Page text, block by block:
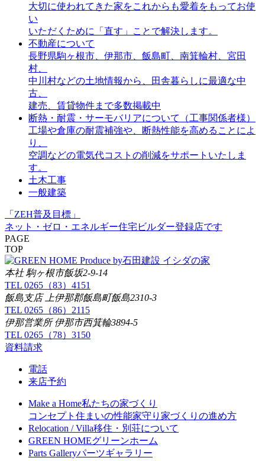
大切に使われてきた家をこれからも愛着をもってお使
い
いただくために「直す」ことで解決します。
不動産について
長野県駒ヶ根市、伊那市、飯島町、南箕輪村、宮田
村、
中川村などの土地情報から、田舎暮らしに最適な中
古、
建売、賃貸物件まで多数掲載中
断熱・耐震・サーモバリアについて
（工事関係者様）
工場や倉庫の耐震補強や、断熱性能を高めることによ
り、
空調などの電気代コストの削減をサポートいたしま
す。
土木工事
一般建築
「ZEH普及目標」
ネット・ゼロ・エネルギー住宅ビルダー登録店です
PAGE
TOP
イシダの家
本社 駒ヶ根市飯坂2-9-14
TEL 0265（83）4151
飯島支店 上伊那郡飯島町飯島2310-3
TEL 0265（86）2115
伊那営業所 伊那市西箕輪3894-5
TEL 0265（78）3150
資料請求
電話
来店予約
Make a Home私たちの家づくり
コンセプト 住まいの性能家守り 家づくりの進め方
Relocation / Villa移住・別荘について
GREEN HOMEグリーンホーム
Parts Galleryパーツギャラリー